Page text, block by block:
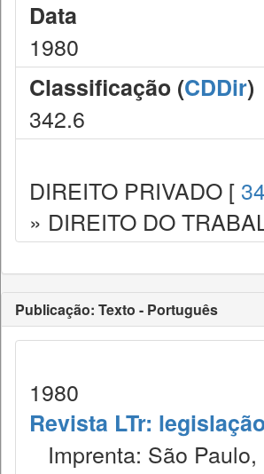
Data
1980
Classificação (CDDir)
342.6
DIREITO PRIVADO [
» DIREITO DO
Publicação: Texto - Português
1980
Revista LTr:
Imprenta: São Paulo,